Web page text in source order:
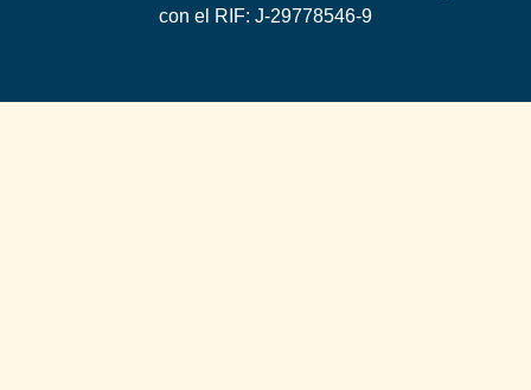
con el RIF: J-29778546-9